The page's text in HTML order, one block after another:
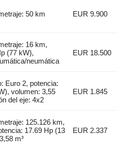
50 km EUR 9.900
16 km,
(77 kW),
neumática
EUR 18.500
Euro 2, potencia:
volumen: 3,55
del eje: 4x2
EUR 1.845
125.126 km,
17.69 Hp (13
m³
EUR 2.337